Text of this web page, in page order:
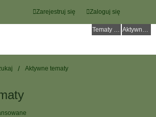
Zaloguj się
Zarejestruj się
Tematy bez odpowiedzi Aktywne tematy
Aktywne tematy